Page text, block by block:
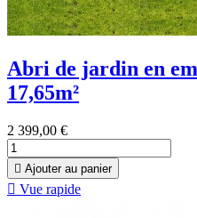
Abri de jardin en
17,65m²
2 399,00 €
 Ajouter au panier
 Vue rapide